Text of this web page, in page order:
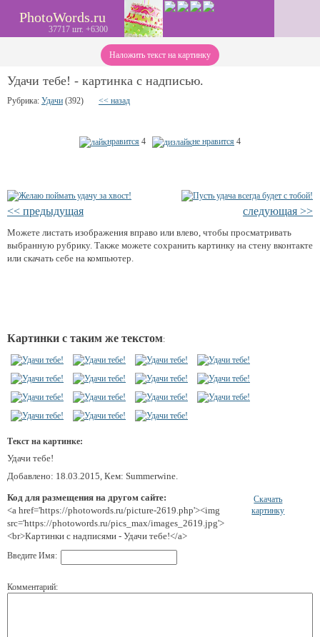
PhotoWords.ru
37717 шт. +6300
Наложить текст на картинку
Удачи тебе! - картинка с надписью.
Рубрика: Удачи (392) << назад
нравится 4 не нравится 4
<< предыдущая следующая >>
Можете листать изображения вправо или влево, чтобы просматривать
выбранную рубрику. Также можете сохранить картинку на стену вконтакте
или скачать себе на компьютер.
Картинки с таким же текстом:
Текст на картинке:
Удачи тебе!
Добавлено: 18.03.2015, Кем: Summerwine.
Код для размещения на другом сайте:
<a href='https://photowords.ru/picture-2619.php'><img
src='https://photowords.ru/pics_max/images_2619.jpg'>
<br>Картинки с надписями - Удачи тебе!</a>
Скачать
картинку
Введите Имя:
Комментарий: